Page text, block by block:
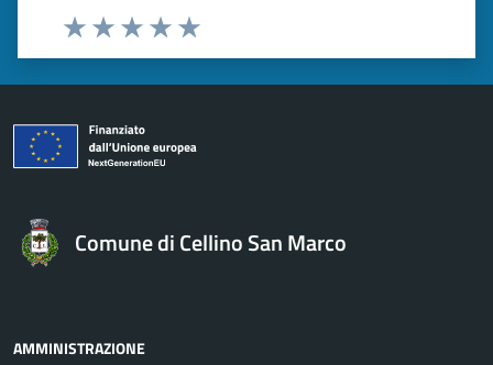
Valuta 5 stelle su 5
Valuta 4 stelle su 5
Valuta 3 stelle su 5
Valuta 2 stelle su 5
Valuta 1 stelle su 5
Comune di Cellino San Marco
AMMINISTRAZIONE